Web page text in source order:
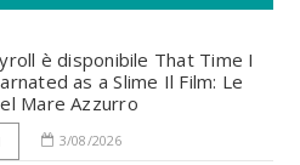
è disponibile That Time I
as a Slime Il Film: Le
Mare Azzurro
3/08/2026